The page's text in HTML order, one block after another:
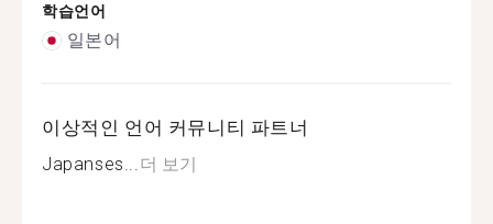
학습언어
일본어
이상적인 언어 커뮤니티 파트너
Japanses...더 보기